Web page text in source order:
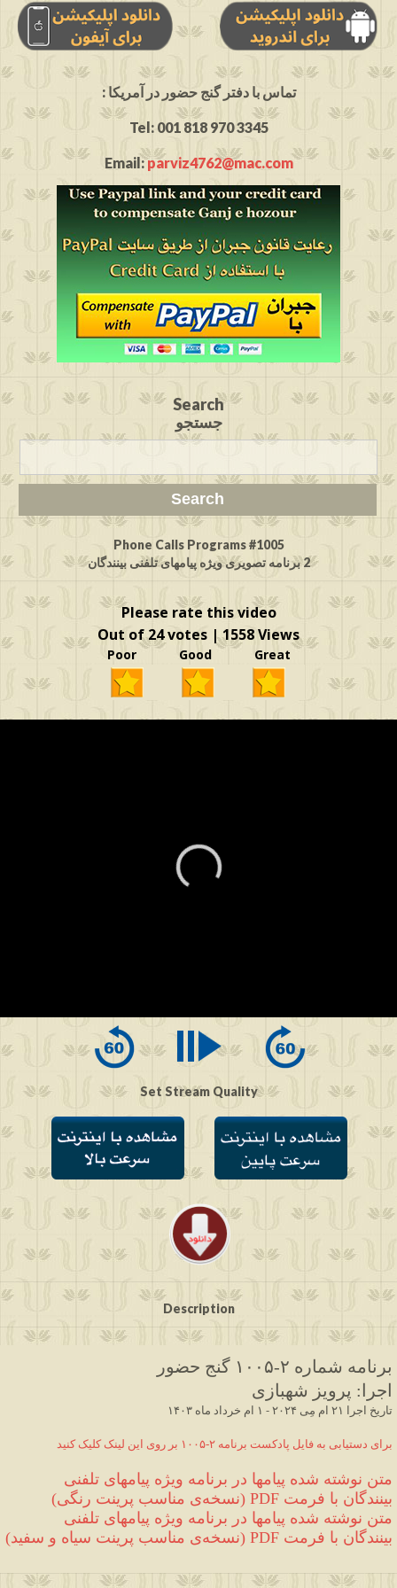
: تماس با دفتر گنج حضور در آمریکا
Tel: 001 818 970 3345
Email:parviz4762@mac.com
Search
جستجو
Phone Calls Programs #1005
2 برنامه تصویری ویژه پیامهای تلفنی بینندگان
Please rate this video
Out of 24 votes | 1558 Views
Poor Good Great
of
Set Stream Quality
Description
برنامه شماره ۲ -۱۰۰۵
گنج حضور
اجرا : پرویز شهبازی
۱۴۰۳ تاریخ اجرا ۲۱ ام مِی ۲۰۲۴ - ۱ ام خرداد ماه
برای دستیابی به فایل پادکست برنامه ۲-۱۰۰۵ بر روی این لینک کلیک کنید
متن نوشته شده
بینندگان با فرمت PDF
(نسخه‌ی مناسب پرینت رنگی
)
متن نوشته شده
بینندگان با فرمت PDF
(نسخه‌ی مناسب پرینت سیاه و سفید )